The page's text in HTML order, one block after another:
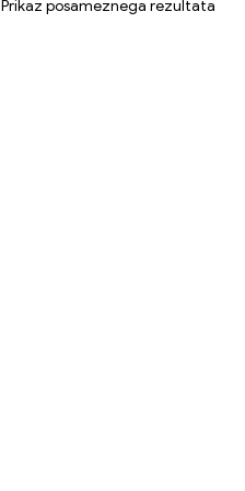
Prikaz posameznega rezultata